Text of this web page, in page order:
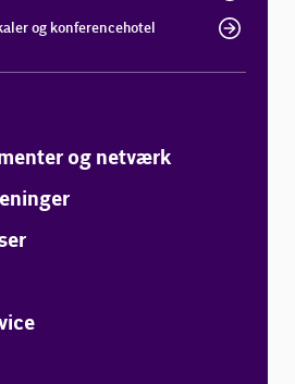
og konferencehotel
og netværk